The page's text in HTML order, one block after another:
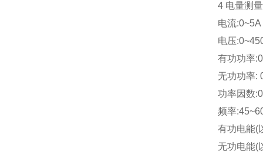
4 电量测
电流:0~5A
电压
有功功率
无功功率:
功率因数
频率
有功电能(
无功电能(